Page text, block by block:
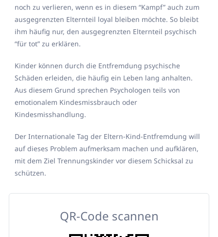
noch zu verlieren, wenn es in diesem “Kampf” auch zum
ausgegrenzten Elternteil loyal bleiben möchte. So bleibt
ihm häufig nur, den ausgegrenzten Elternteil psychisch
“für tot” zu erklären.
Kinder können durch die Entfremdung psychische
Schäden erleiden, die häufig ein Leben lang anhalten.
Aus diesem Grund sprechen Psychologen teils von
emotionalem Kindesmissbrauch oder
Kindesmisshandlung.
Der Internationale Tag der Eltern-Kind-Entfremdung will
auf dieses Problem aufmerksam machen und aufklären,
mit dem Ziel Trennungskinder vor diesem Schicksal zu
schützen.
QR-Code scannen